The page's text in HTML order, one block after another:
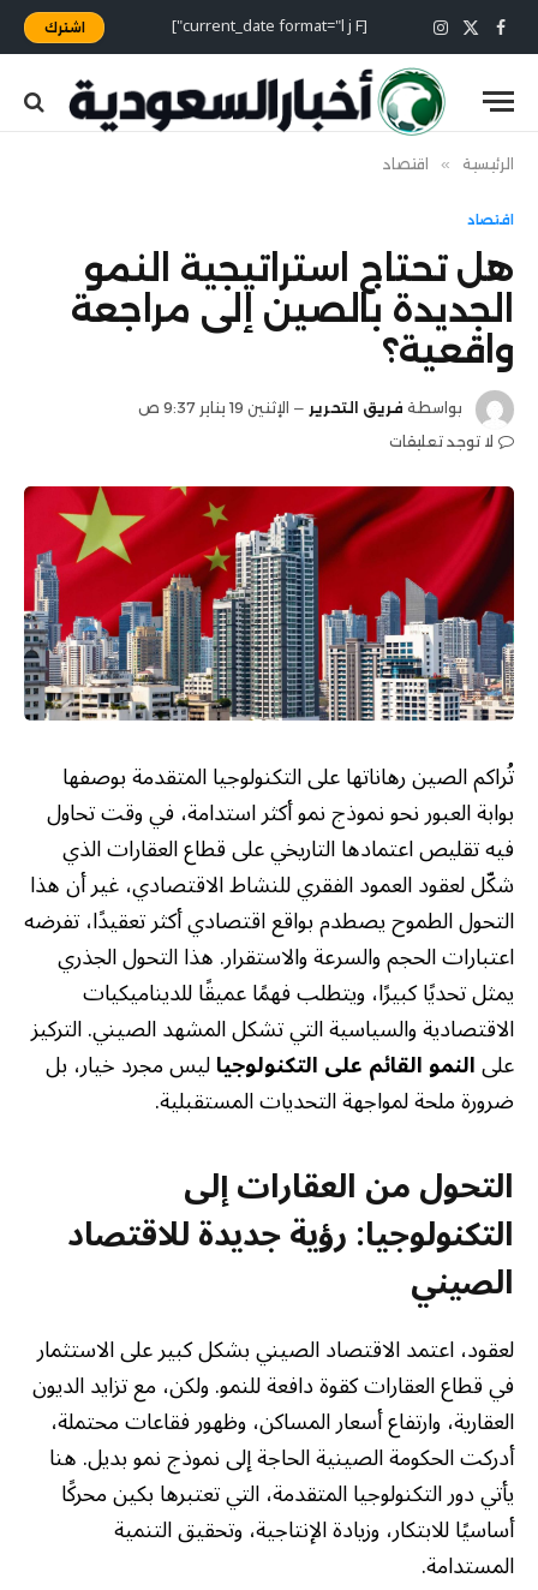
فيسبوك
X
(Twitter)
الانستغرام [current_date format="l j F"] اشترك
الرئيسية » اقتصاد
اقتصاد
هل تحتاج استراتيجية النمو
الجديدة بالصين إلى مراجعة
واقعية؟
بواسطة فريق التحرير
الإثنين 19 يناير 9:37 ص
لا توجد تعليقات
تُراكم الصين رهاناتها على التكنولوجيا المتقدمة بوصفها
بوابة العبور نحو نموذج نمو أكثر استدامة، في وقت تحاول
فيه تقليص اعتمادها التاريخي على قطاع العقارات الذي
شكّل لعقود العمود الفقري للنشاط الاقتصادي، غير أن هذا
التحول الطموح يصطدم بواقع اقتصادي أكثر تعقيدًا، تفرضه
اعتبارات الحجم والسرعة والاستقرار. هذا التحول الجذري
يمثل تحديًا كبيرًا، ويتطلب فهمًا عميقًا للديناميكيات
الاقتصادية والسياسية التي تشكل المشهد الصيني. التركيز
علىالنمو القائم على التكنولوجياليس مجرد خيار، بل
ضرورة ملحة لمواجهة التحديات المستقبلية.
التحول من العقارات إلى
التكنولوجيا: رؤية جديدة للاقتصاد
الصيني
لعقود، اعتمد الاقتصاد الصيني بشكل كبير على الاستثمار
في قطاع العقارات كقوة دافعة للنمو. ولكن، مع تزايد الديون
العقارية، وارتفاع أسعار المساكن، وظهور فقاعات محتملة،
أدركت الحكومة الصينية الحاجة إلى نموذج نمو بديل. هنا
يأتي دور التكنولوجيا المتقدمة، التي تعتبرها بكين محركًا
أساسيًا للابتكار، وزيادة الإنتاجية، وتحقيق التنمية
المستدامة.